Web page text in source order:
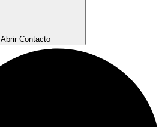
Abrir Contacto